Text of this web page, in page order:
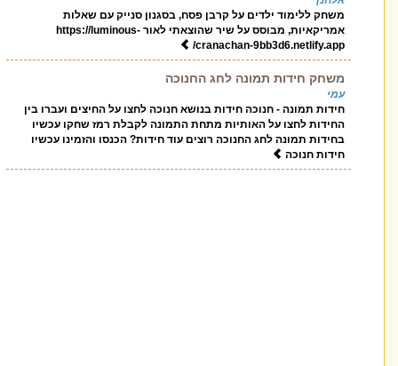
משחק ללימוד ילדים על קרבן פסח, בסגנון סנייק עם שאלות
אמריקאיות, מבוסס על שיר שהוצאתי לאור https://luminous-
cranachan-9bb3d6.netlify.app/
משחק חידות תמונה לחג החנוכה
חידות תמונה - חנוכה חידות בנושא חנוכה לחצו על החיצים ועברו בין
החידות לחצו על האותיות מתחת התמונה לקבלת רמז שחקו עכשיו
בחידות תמונה לחג החנוכה רוצים עוד חידות? הכנסו והזמינו עכשיו
חידות חנוכה